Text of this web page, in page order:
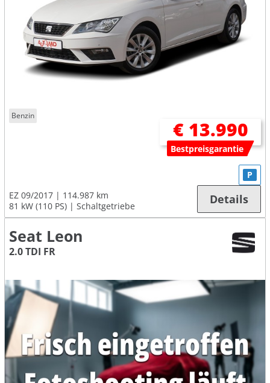
Benzin
€ 13.990
Bestpreisgarantie
EZ 09/2017
114.987 km
81 kW (110 PS)
Schaltgetriebe
P
Details
Seat Leon
2.0 TDI FR